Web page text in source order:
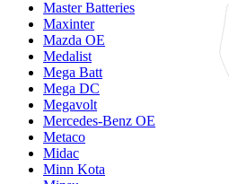
Master Batteries
Maxinter
Mazda OE
Medalist
Mega Batt
Mega DC
Megavolt
Mercedes-Benz OE
Metaco
Midac
Minn Kota